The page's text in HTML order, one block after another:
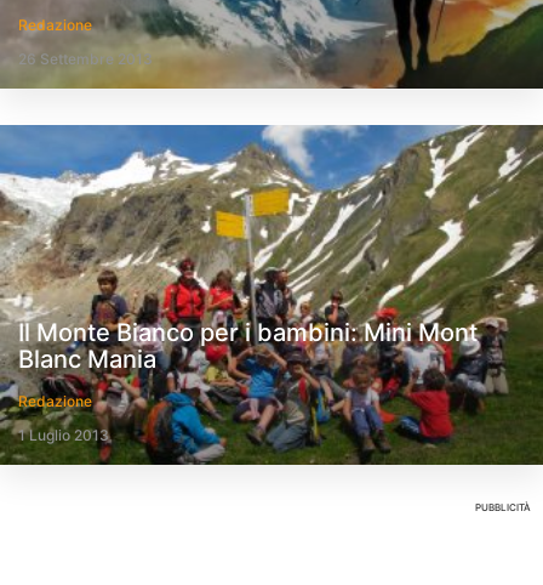
Redazione
26 Settembre 2013
Il Monte Bianco per i bambini: Mini Mont
Blanc Mania
Redazione
1 Luglio 2013
PUBBLICITÀ